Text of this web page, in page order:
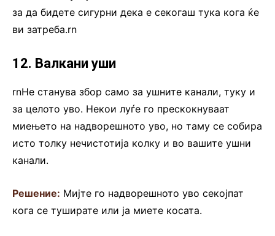
за да бидете сигурни дека е секогаш тука кога ќе
ви затреба.rn
12. Валкани уши
rnНе станува збор само за ушните канали, туку и
за целото уво. Некои луѓе го прескокнуваат
миењето на надворешното уво, но таму се собира
исто толку нечистотија колку и во вашите ушни
канали.
Решение: Мијте го надворешното уво секојпат
кога се туширате или ја миете косата.